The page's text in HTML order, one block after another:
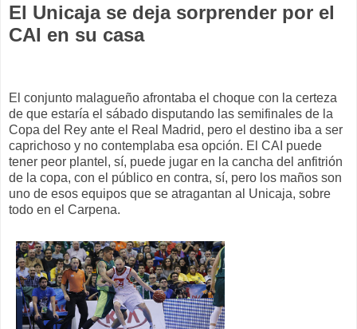
El Unicaja se deja sorprender por el
CAI en su casa
El conjunto malagueño afrontaba el choque con la certeza
de que estaría el sábado disputando las semifinales de la
Copa del Rey ante el Real Madrid, pero el destino iba a ser
caprichoso y no contemplaba esa opción. El CAI puede
tener peor plantel, sí, puede jugar en la cancha del anfitrión
de la copa, con el público en contra, sí, pero los maños son
uno de esos equipos que se atragantan al Unicaja, sobre
todo en el Carpena.